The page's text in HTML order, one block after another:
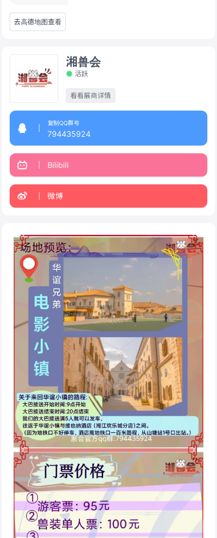
去高德地图查看
湘兽会
活跃
看看展商详情
复制QQ群号
794435924
Bilibili
微博